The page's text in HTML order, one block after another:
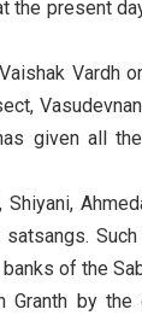
the present
Vardh
given all
of the
by